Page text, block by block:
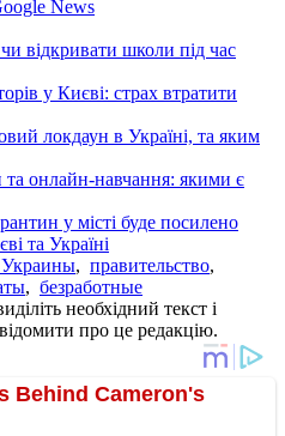
News
відкривати школи під час
у Києві: страх втратити
локдаун в Україні, та яким
та онлайн-навчання: якими є
у місті буде посилено
та Україні
, правительство,
, безработные
необхідний текст і
про це редакцію.